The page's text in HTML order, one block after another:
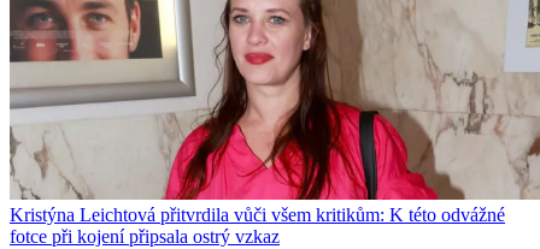
Kristýna Leichtová přitvrdila vůči všem kritikům: K této odvážné
fotce při kojení připsala ostrý vzkaz